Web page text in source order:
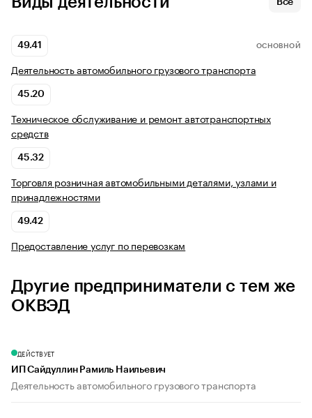
Все
49.41 ОСНОВНОЙ
Деятельность автомобильного грузового транспорта
45.20
Техническое обслуживание и ремонт автотранспортных
средств
45.32
Торговля розничная автомобильными деталями, узлами и
принадлежностями
49.42
Предоставление услуг по перевозкам
Другие предприниматели с тем же
ОКВЭД
ДЕЙСТВУЕТ
ИП Сайдуллин Рамиль Наильевич
Деятельность автомобильного грузового транспорта